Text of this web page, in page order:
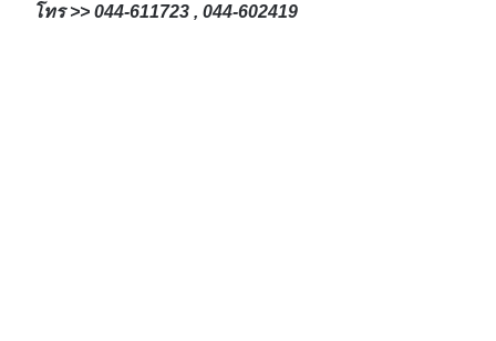
โทร >> 044-611723 , 044-602419